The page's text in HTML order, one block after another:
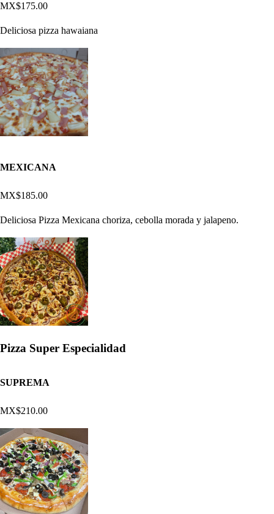
MX$175.00
Deliciosa pizza hawaiana
MEXICANA
MX$185.00
Deliciosa Pizza Mexicana choriza, cebolla morada y jalapeno.
Pizza Super Especialidad
SUPREMA
MX$210.00